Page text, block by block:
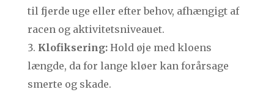
til fjerde uge eller efter behov, afhængigt af
racen og aktivitetsniveauet.
Klofiksering:Hold øje med kloens
længde, da for lange kløer kan forårsage
smerte og skade.